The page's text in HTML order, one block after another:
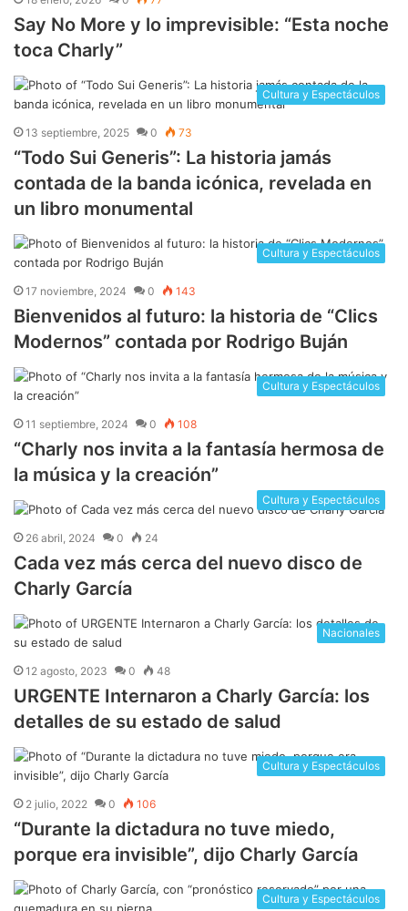
​Say No More y lo imprevisible: “Esta noche
toca Charly”
Cultura y Espectáculos
13 septiembre, 2025 0 73
“Todo Sui Generis”: La historia jamás
contada de la banda icónica, revelada en
un libro monumental
Cultura y Espectáculos
17 noviembre, 2024 0 143
Bienvenidos al futuro: la historia de “Clics
Modernos” contada por Rodrigo Buján
Cultura y Espectáculos
11 septiembre, 2024 0 108
“Charly nos invita a la fantasía hermosa de
la música y la creación”
Cultura y Espectáculos
26 abril, 2024 0 24
Cada vez más cerca del nuevo disco de
Charly García
Nacionales
12 agosto, 2023 0 48
URGENTE Internaron a Charly García: los
detalles de su estado de salud
Cultura y Espectáculos
2 julio, 2022 0 106
“Durante la dictadura no tuve miedo,
porque era invisible”, dijo Charly García
Cultura y Espectáculos